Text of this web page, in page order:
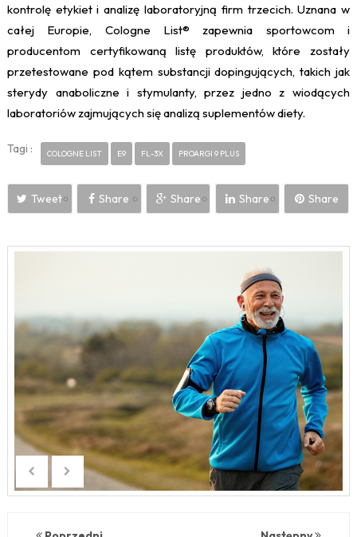
kontrolę etykiet i analizę laboratoryjną firm trzecich. Uznana w
całej Europie, Cologne List® zapewnia sportowcom i
producentom certyfikowaną listę produktów, które zostały
przetestowane pod kątem substancji dopingujących, takich jak
sterydy anaboliczne i stymulanty, przez jedno z wiodących
laboratoriów zajmujących się analizą suplementów diety.
Tagi : COLOGNE LIST E9 FL-3X PROARGI 9 PLUS
Tweet Share Share Share Share